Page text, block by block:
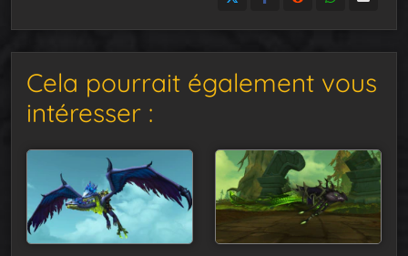
Cela pourrait également vous
intéresser :